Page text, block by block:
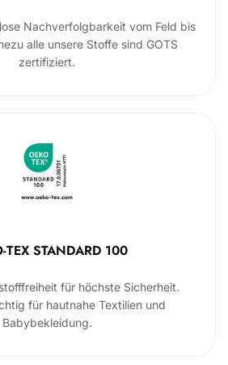
Nachverfolgbarkeit vom Feld bis
alle unsere Stoffe sind GOTS
zertifiziert.
TEX STANDARD 100
für höchste Sicherheit.
für hautnahe Textilien und
Babybekleidung.